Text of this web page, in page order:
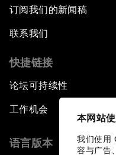
本网站
我们使用
容与广告
订阅我们的新闻稿
联系我们
快捷链接
论坛可持续性
工作机会
语言版本